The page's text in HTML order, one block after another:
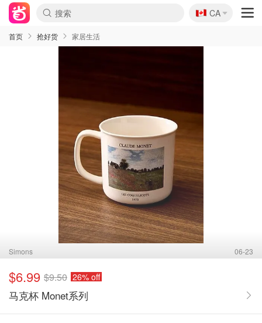
🇨🇦
CA
首页 抢好货 家居生活
Simons 06-23
$6.99 $9.50 26% off
马克杯 Monet系列